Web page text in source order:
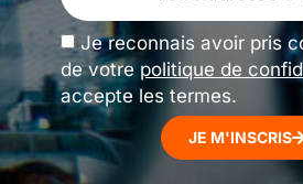
Je reconnais avoir pris
de votre politique de
accepte les termes.
JE M'INSCRIS